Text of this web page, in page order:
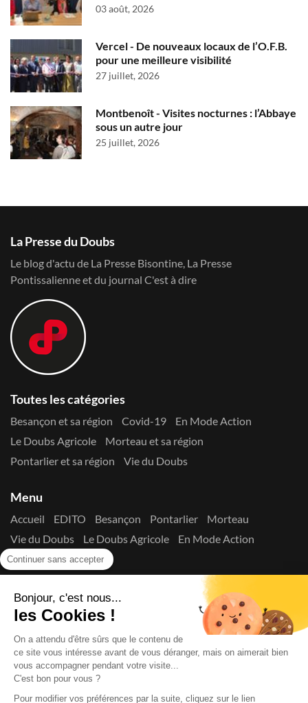
Continuer sans accepter
Bonjour, c'est nous...
les Cookies !
On a attendu d'être sûrs que le contenu de
ce site vous intéresse avant de vous déranger, mais on aimerait bien
vous accompagner pendant votre visite...
C'est bon pour vous ?
Pour modifier vos préférences par la suite, cliquez sur le lien
03 août, 2026
Vercel - De nouveaux locaux de l’O.F.B.
pour une meilleure visibilité
27 juillet, 2026
Montbenoît - Visites nocturnes : l’Abbaye
sous un autre jour
25 juillet, 2026
La Presse du Doubs
Le blog d'actu de La Presse Bisontine, La Presse
Pontissalienne et du journal C'est à dire
Toutes les catégories
Besançon et sa région Covid-19
En Mode Action
Le Doubs Agricole
Morteau et sa région
Pontarlier et sa région
Vie du Doubs
Menu
Accueil EDITO Besançon Pontarlier
Morteau
Vie du Doubs
Le Doubs Agricole
En Mode Action
Contactez-nous !
Suivez-nous sur les réseaux
Copyright © 2026 La Presse du Doubs
2725-8165 - N° de commission paritaire : 1125 Y 94392